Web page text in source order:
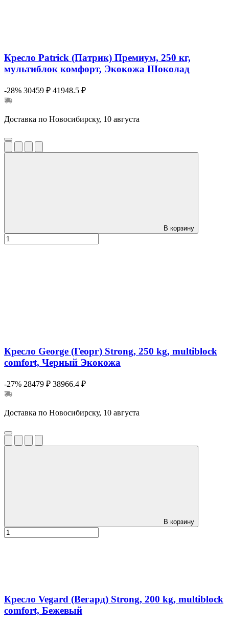
Кресло Patrick (Патрик) Премиум, 250 кг,
мультиблок комфорт, Экокожа Шоколад
-28% 30459 ₽ 41948.5 ₽
Доставка по Новосибирску, 10 августа
В корзину
Кресло George (Георг) Strong, 250 kg, multiblock
comfort, Черный Экокожа
-27% 28479 ₽ 38966.4 ₽
Доставка по Новосибирску, 10 августа
В корзину
Кресло Vegard (Вегард) Strong, 200 kg, multiblock
comfort, Бежевый